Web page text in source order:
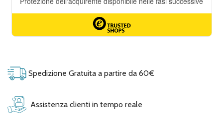
Spedizione Gratuita a partire da 60€
Assistenza clienti in tempo reale